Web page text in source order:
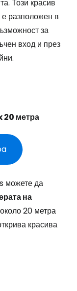
Този красив
разположен в
за
вход и през
20 метра
можете да
на
20 метра
красива